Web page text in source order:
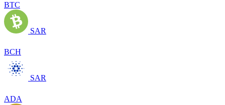
BTC
SAR
BCH
SAR
ADA